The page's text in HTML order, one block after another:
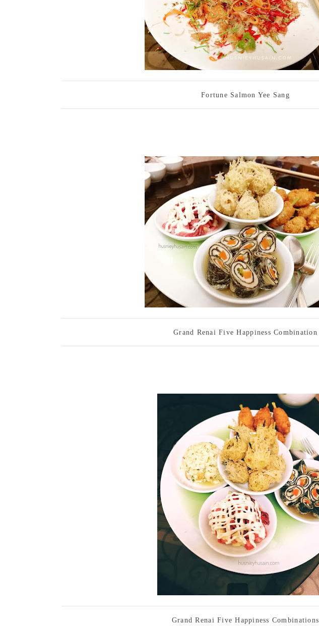
Fortune Salmon Yee Sang
Grand Renai Five Happiness Combination
Grand Renai Five Happiness Combinations